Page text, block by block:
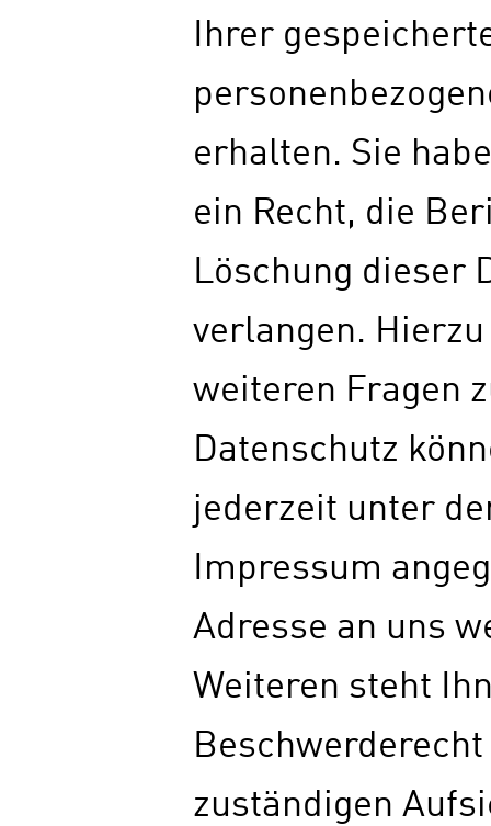
Ihrer
erhalten. Sie
ein Recht, die
Löschung dieser
verlangen.
weiteren Fragen
Datenschutz
jederzeit unter
Impressum
Adresse an uns
Weiteren steht
zuständigen